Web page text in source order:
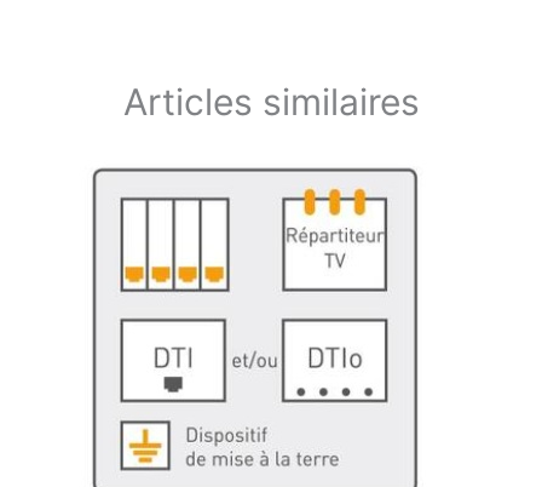
Articles similaires